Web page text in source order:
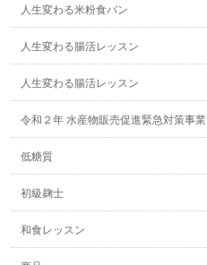
人生変わる米粉食パン
人生変わる腸活レッスン
人生変わる腸活レッスン
令和２年 水産物販売促進緊急対策事業
低糖質
初級麹士
和食レッスン